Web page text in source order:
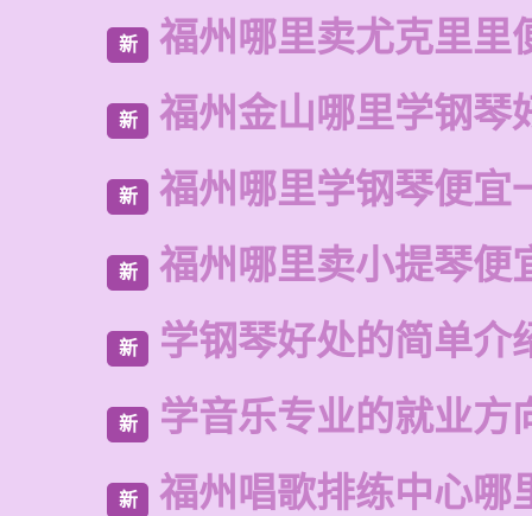
新 福州哪里卖尤克里里
新 福州金山哪里学钢琴
新 福州哪里学钢琴便宜
新 福州哪里卖小提琴便
新 学钢琴好处的简单介
新 学音乐专业的就业方
新 福州唱歌排练中心哪